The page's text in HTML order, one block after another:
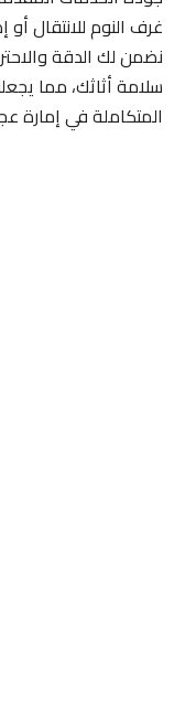
غرف النوم للانتقال أو
نضمن لك الدقة
سلامة أثاثك، مما يجعلنا
المتكاملة في إمارة